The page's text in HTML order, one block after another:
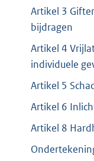
Artikel 3
bijdragen
Artikel 4
individuele
Artikel 5
Artikel 6
Artikel 8